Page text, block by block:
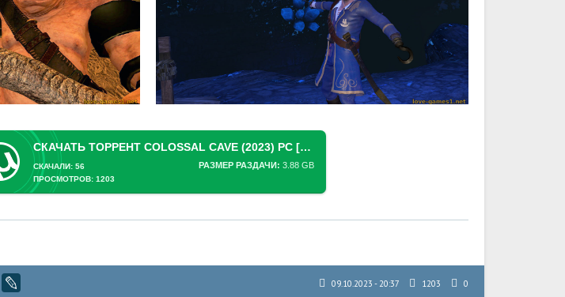
СКАЧАТЬ ТОРРЕНТ COLOSSAL CAVE (2023) PC [REPACK] (V2.0 + VR)
РАЗМЕР РАЗДАЧИ: 3.88 GB
СКАЧАЛИ: 56
ПРОСМОТРОВ: 1203
09.10.2023 - 20:37 1203 0